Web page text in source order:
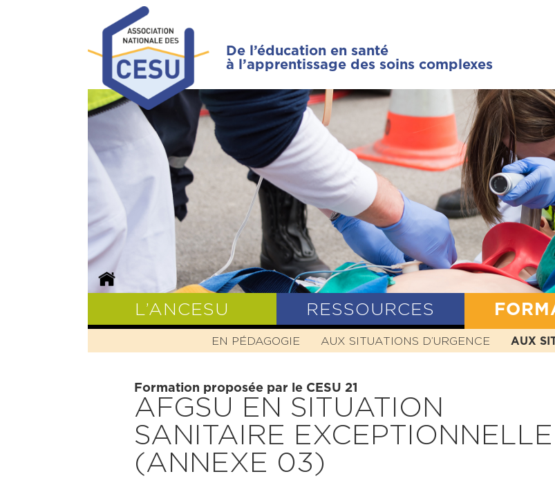
De l’éducation en santé
à l’apprentissage des soins complexes
L’ANCESU
PRÉSENTATION HISTOIRE MISSION VALEURS
RESSOURCES
EN PÉDAGOGIE AUX SITUATIONS D’URGENCE AUX
Formation proposée par le CESU 21
AFGSU EN SITUATION
SANITAIRE EXCEPTIONNELLE
(ANNEXE 03)